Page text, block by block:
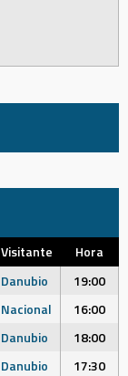
Visitante
Hora
Danubio
19:00
Nacional
16:00
Danubio
18:00
Danubio
17:30